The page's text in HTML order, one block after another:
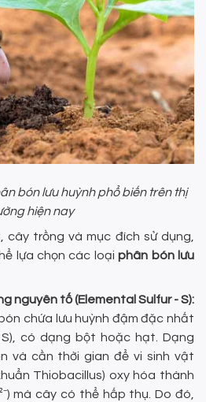
bón lưu huỳnh phổ biến trên thị
hiện nay
trồng và mục đích sử dụng,
lựa chọn các loạiphân bón lưu
nguyên tố (Elemental Sulfur - S):
chứa lưu huỳnh đậm đặc nhất
có dạng bột hoặc hạt. Dạng
và cần thời gian để vi sinh vật
Thiobacillus) oxy hóa thành
mà cây có thể hấp thụ. Do đó,